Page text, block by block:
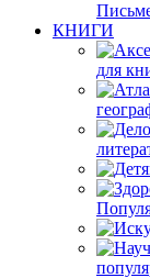
КНИГИ
для